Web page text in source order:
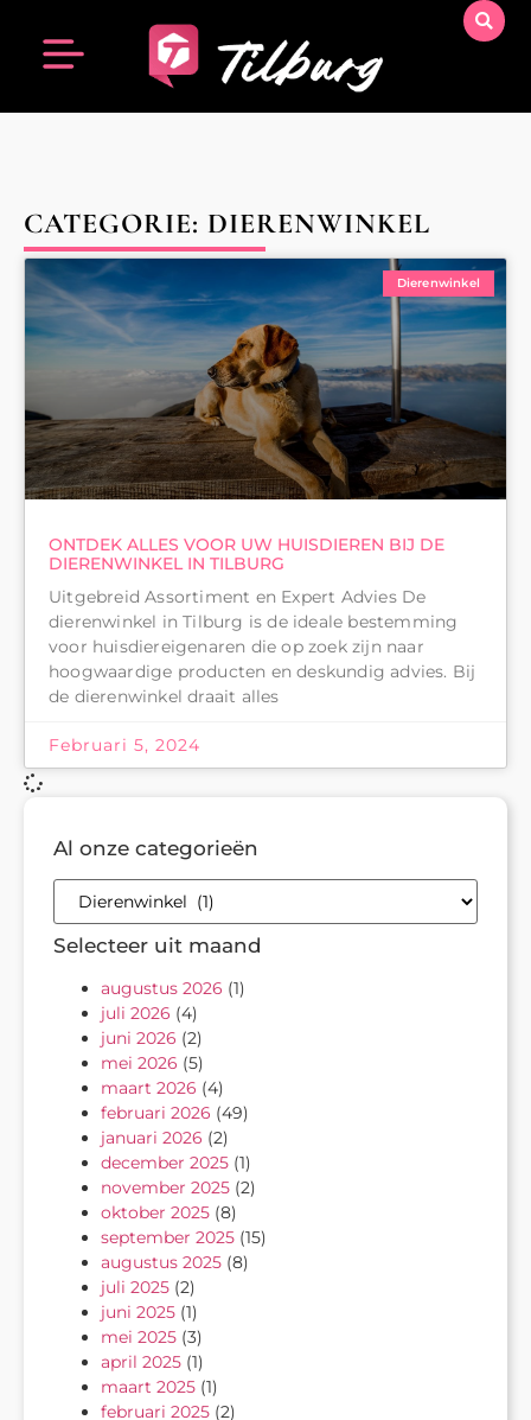
CATEGORIE: DIERENWINKEL
Dierenwinkel
ONTDEK ALLES VOOR UW HUISDIEREN BIJ DE
DIERENWINKEL IN TILBURG
Uitgebreid Assortiment en Expert Advies De
dierenwinkel in Tilburg is de ideale bestemming
voor huisdiereigenaren die op zoek zijn naar
hoogwaardige producten en deskundig advies. Bij
de dierenwinkel draait alles
Februari 5, 2024
Al onze categorieën
Selecteer uit maand
augustus 2026 (1)
juli 2026 (4)
juni 2026 (2)
mei 2026 (5)
maart 2026 (4)
februari 2026 (49)
januari 2026 (2)
december 2025 (1)
november 2025 (2)
oktober 2025 (8)
september 2025 (15)
augustus 2025 (8)
juli 2025 (2)
juni 2025 (1)
mei 2025 (3)
april 2025 (1)
maart 2025 (1)
februari 2025 (2)